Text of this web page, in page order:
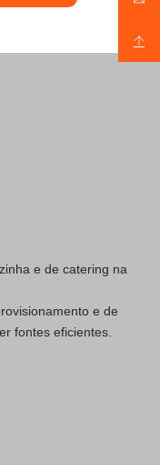
e de catering na
e de
fontes eficientes.